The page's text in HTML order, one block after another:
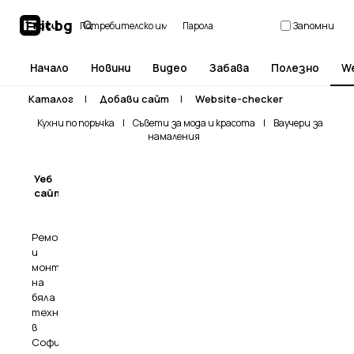
it·bg
Търси Запомни
Начало Новини Видео Забава Полезно
Каталог | Добави сайт | Website-checker
Кухни по поръчка | Съвети за мода и красота |
Ваучери за
намаления
Уеб
сайтове
Ремонт
и
монтаж
на
бяла
техника
в
София